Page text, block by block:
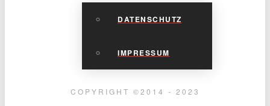
DATENSCHUTZ
IMPRESSUM
COPYRIGHT ©2014 - 2023